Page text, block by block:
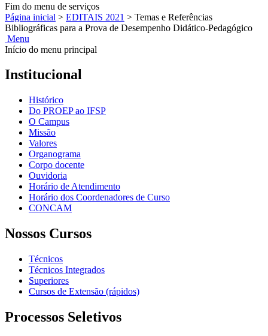
Fim do menu de serviços
Página inicial > EDITAIS 2021 > Temas e Referências
Bibliográficas para a Prova de Desempenho Didático-Pedagógico
Menu
Início do menu principal
Institucional
Histórico
Do PROEP ao IFSP
O Campus
Missão
Valores
Organograma
Corpo docente
Ouvidoria
Horário de Atendimento
Horário dos Coordenadores de Curso
CONCAM
Nossos Cursos
Técnicos
Técnicos Integrados
Superiores
Cursos de Extensão (rápidos)
Processos Seletivos